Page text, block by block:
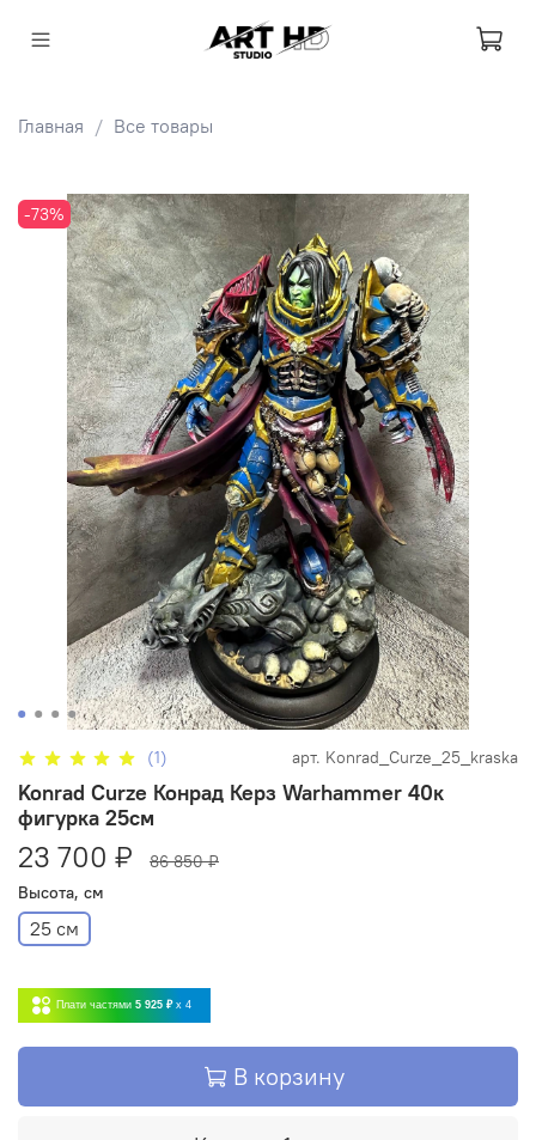
Главная Все товары
-73%
(1) арт. Konrad_Curze_25_kraska
Konrad Curze Конрад Керз Warhammer 40к
фигурка 25см
23 700 ₽
86 850 ₽
Высота, см
25 см
Плати частями 5 925 ₽ x 4
В корзину